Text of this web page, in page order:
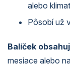
alebo
Pôsobí už
Balíček
mesiace alebo